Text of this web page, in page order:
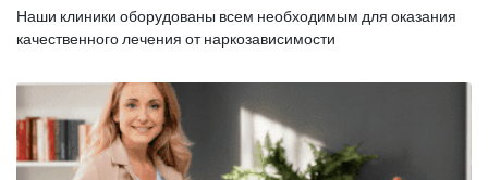
Наши клиники оборудованы всем необходимым для оказания
качественного лечения от наркозависимости